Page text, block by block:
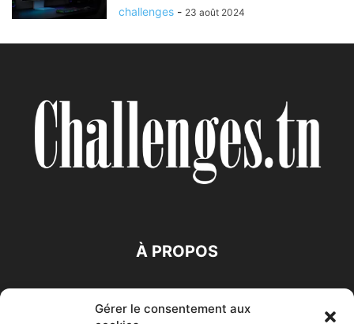
Gérer le consentement aux
challenges - 23 août 2024
À PROPOS